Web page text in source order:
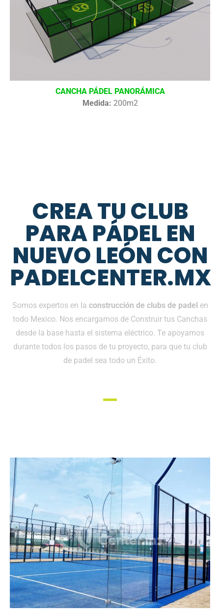
CANCHA PÁDEL PANORÁMICA
Medida: 200m2
CREA TU CLUB
PARA PÁDEL EN
NUEVO LEÓN CON
PADELCENTER.MX
Somos expertos en la construcción de clubs de padel en
todo Mexico. Nos encargamos de Construir tus Canchas
desde la base hasta el sistema eléctrico. Te apoyamos
durante todos los pasos de tu proyecto, para que tu club
de padel sea todo un Éxito.